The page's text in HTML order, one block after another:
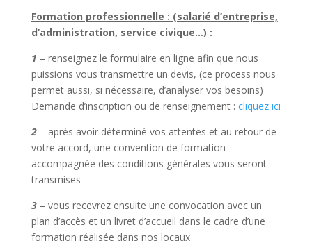
Formation professionnelle : (salarié d’entreprise,
d’administration, service civique…) :
1 – renseignez le formulaire en ligne afin que nous
puissions vous transmettre un devis, (ce process nous
permet aussi, si nécessaire, d’analyser vos besoins)
Demande d’inscription ou de renseignement : cliquez ici
2– après avoir déterminé vos attentes et au retour de
votre accord, une convention de formation
accompagnée des conditions générales vous seront
transmises
3– vous recevrez ensuite une convocation avec un
plan d’accès et un livret d’accueil dans le cadre d’une
formation réalisée dans nos locaux